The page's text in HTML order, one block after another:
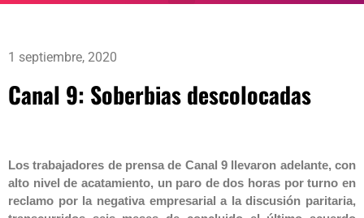
1 septiembre, 2020
Canal 9: Soberbias descolocadas
Los trabajadores de prensa de Canal 9 llevaron adelante, con
alto nivel de acatamiento, un paro de dos horas por turno en
reclamo por la negativa empresarial a la discusión paritaria,